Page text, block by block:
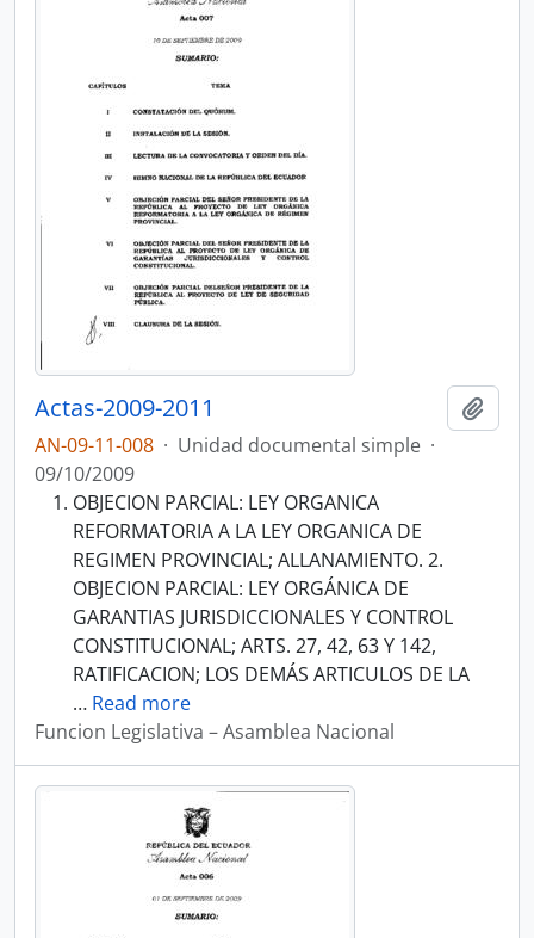
Actas-2009-2011
AN-09-11-008 · Unidad documental simple ·
09/10/2009
OBJECION PARCIAL: LEY ORGANICA
REFORMATORIA A LA LEY ORGANICA DE
REGIMEN PROVINCIAL; ALLANAMIENTO. 2.
OBJECION PARCIAL: LEY ORGÁNICA DE
GARANTIAS JURISDICCIONALES Y CONTROL
CONSTITUCIONAL; ARTS. 27, 42, 63 Y 142,
RATIFICACION; LOS DEMÁS ARTICULOS DE LA
… Read more
Funcion Legislativa – Asamblea Nacional